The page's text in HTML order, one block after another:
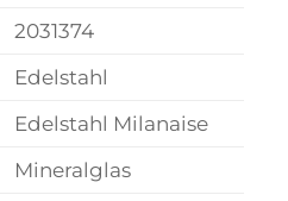
2031374
Edelstahl
Edelstahl Milanaise
Mineralglas